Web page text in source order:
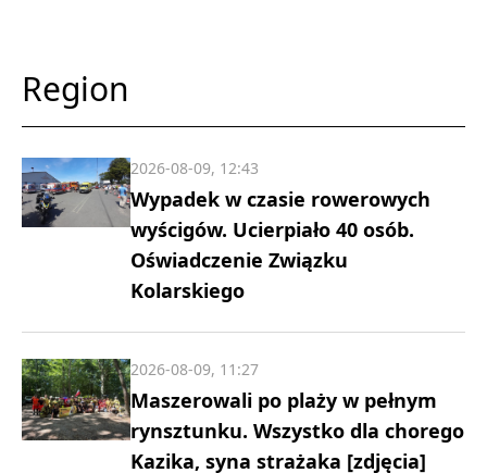
Region
Wypadek w czasie rowerowych
wyścigów. Ucierpiało 40 osób.
Oświadczenie Związku
Kolarskiego
2026-08-09, 12:43
Maszerowali po plaży w pełnym
rynsztunku. Wszystko dla chorego
Kazika, syna strażaka [zdjęcia]
2026-08-09, 11:27